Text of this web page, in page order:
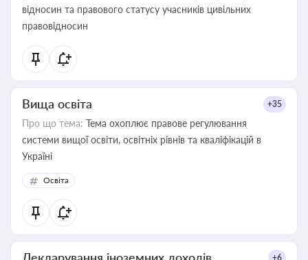
відносин та правового статусу учасників цивільних
правовідносин
Вища освіта +35
Про що тема: Тема охоплює правове регулювання
системи вищої освіти, освітніх рівнів та кваліфікацій в
Україні
Освіта
+6